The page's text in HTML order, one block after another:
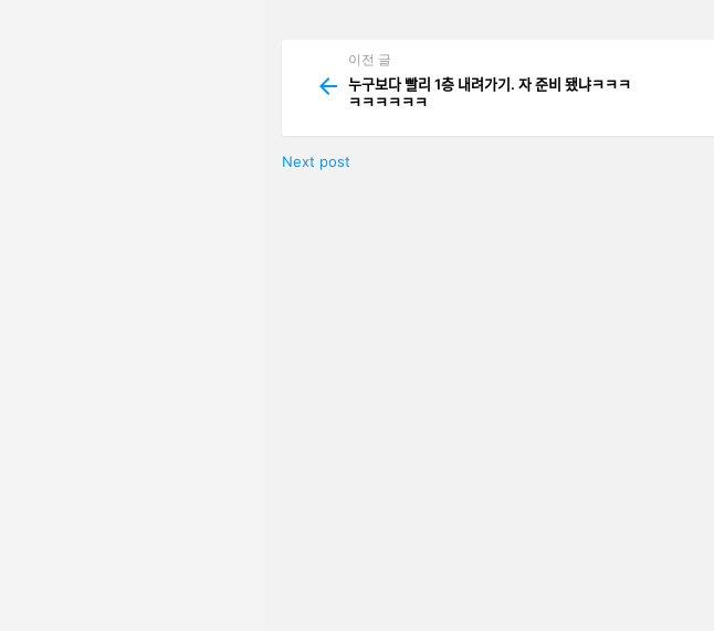
more
이전 글
누구보다 빨리 1층 내려가기. 자 준비 됐냐ㅋㅋㅋ
ㅋㅋㅋㅋㅋㅋ
Next post